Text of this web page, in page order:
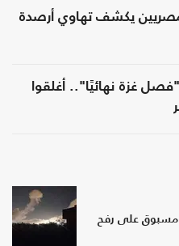
يكشف تهاوي أرصدة
غزة نهائيًا".. أغلقوا
غير مسبوق على رفح